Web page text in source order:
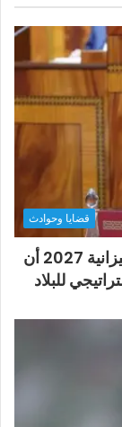
قضايا وحوادث
أخنوش يؤكد في المذكرة التوجيهية حول ميزانية 2027 أن
للبلاد